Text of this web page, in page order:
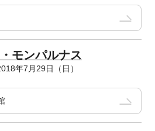
モンパルナス
年7月29日（日）